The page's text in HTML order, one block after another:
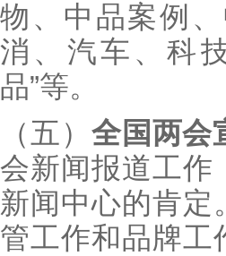
物、中品案例
消、汽车、科
品”等。
（五） 全国两会
会新闻报道工作
新闻中心的肯定
管工作和品牌工